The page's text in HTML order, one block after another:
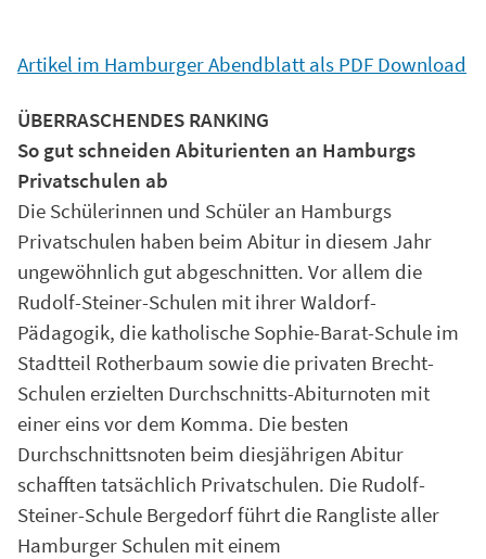
Artikel im Hamburger Abendblatt als PDF Download
ÜBERRASCHENDES RANKING
So gut schneiden Abiturienten an Hamburgs
Privatschulen ab
Die Schülerinnen und Schüler an Hamburgs
Privatschulen haben beim Abitur in diesem Jahr
ungewöhnlich gut abgeschnitten. Vor allem die
Rudolf-Steiner-Schulen mit ihrer Waldorf-
Pädagogik, die katholische Sophie-Barat-Schule im
Stadtteil Rotherbaum sowie die privaten Brecht-
Schulen erzielten Durchschnitts-Abiturnoten mit
einer eins vor dem Komma. Die besten
Durchschnittsnoten beim diesjährigen Abitur
schafften tatsächlich Privatschulen. Die Rudolf-
Steiner-Schule Bergedorf führt die Rangliste aller
Hamburger Schulen mit einem